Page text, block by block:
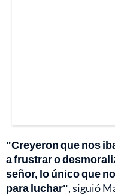
"Creyeron que nos
a frustrar o
señor, lo único que
para luchar", siguió